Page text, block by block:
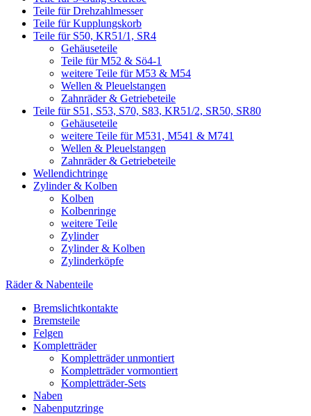
Teile für Drehzahlmesser
Teile für Kupplungskorb
Teile für S50, KR51/1, SR4
Gehäuseteile
Teile für M52 & Sö4-1
weitere Teile für M53 & M54
Wellen & Pleuelstangen
Zahnräder & Getriebeteile
Teile für S51, S53, S70, S83, KR51/2, SR50, SR80
Gehäuseteile
weitere Teile für M531, M541 & M741
Wellen & Pleuelstangen
Zahnräder & Getriebeteile
Wellendichtringe
Zylinder & Kolben
Kolben
Kolbenringe
weitere Teile
Zylinder
Zylinder & Kolben
Zylinderköpfe
Räder & Nabenteile
Bremslichtkontakte
Bremsteile
Felgen
Kompletträder
Kompletträder unmontiert
Kompletträder vormontiert
Kompletträder-Sets
Naben
Nabenputzringe